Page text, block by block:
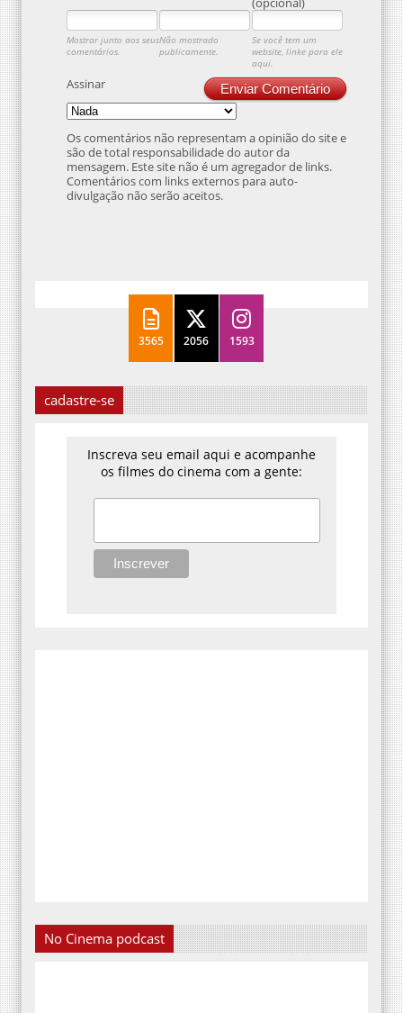
Mostrar junto aos seus
comentários.
Não mostrado
publicamente.
Se você tem um
website, linke para ele
aqui.
Enviar Comentário
Assinar
Os comentários não representam a opinião do site e
são de total responsabilidade do autor da
mensagem. Este site não é um agregador de links.
Comentários com links externos para auto-
divulgação não serão aceitos.
3565 2056 1593
cadastre-se
Inscreva seu email aqui e acompanhe
os filmes do cinema com a gente:
No Cinema podcast